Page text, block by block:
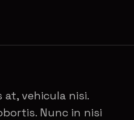
vehicula nisi.
Nunc in nisi